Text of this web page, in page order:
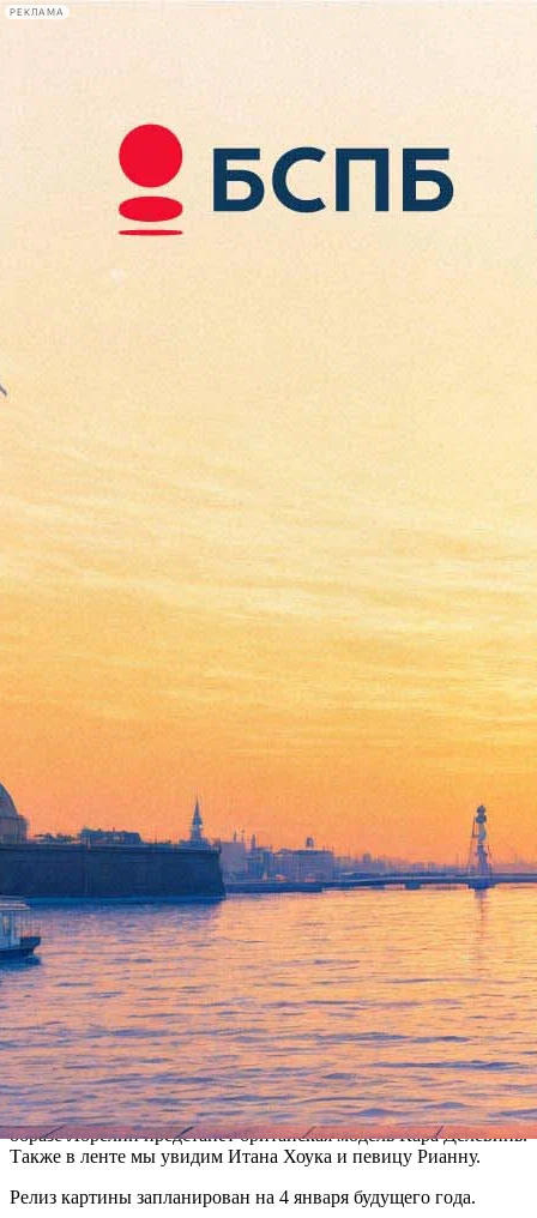
РЕКЛАМА
Сегодня:
2026.08.08
01:17
Афиша Plus
Люк Бессон приступил к
съемкам самого дорогого
французского фильма
Версия для печати
Проект Бессона носит название "Валерьян и город тысячи
планет", о его запуске уже неоднократно сообщали СМИ.
Предполагается, что экранизация комикса, появившегося в
конце 60-х годов, обойдется в 170 миллионов евро, что на
настоящий момент является рекордным бюджетом в истории
французского кинематографа.
Фильм снят по известной серии комиксов и решен в ключе
историко-фантастического триллера, главный герой Валерьян
и его подруга Лорелин, будучи родом из 18 века, будут
перемещаться в пространстве и времени в целях борьбы со
злом. Главную роль исполнит американец Дейн ДеХаан, в
образе Лорелин предстанет британская модель Кара Делевинь.
Также в ленте мы увидим Итана Хоука и певицу Рианну.
Релиз картины запланирован на 4 января будущего года.